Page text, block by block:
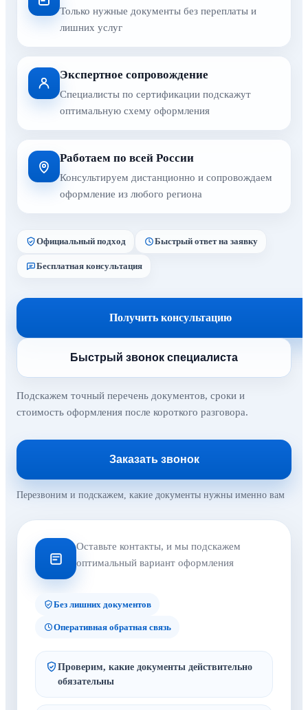
Только нужные документы без переплаты и
лишних услуг
Экспертное сопровождение
Специалисты по сертификации подскажут
оптимальную схему оформления
Работаем по всей России
Консультируем дистанционно и сопровождаем
оформление из любого региона
Официальный подход Быстрый ответ на заявку
Бесплатная консультация
Получить консультацию
Быстрый звонок специалиста
Подскажем точный перечень документов, сроки и
стоимость оформления после короткого разговора.
Заказать звонок
Перезвоним и подскажем, какие документы нужны именно вам
Оставьте контакты, и мы подскажем
оптимальный вариант оформления
Без лишних документов
Оперативная обратная связь
Проверим, какие документы действительно
обязательны